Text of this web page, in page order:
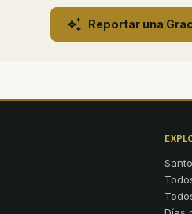
Reportar una